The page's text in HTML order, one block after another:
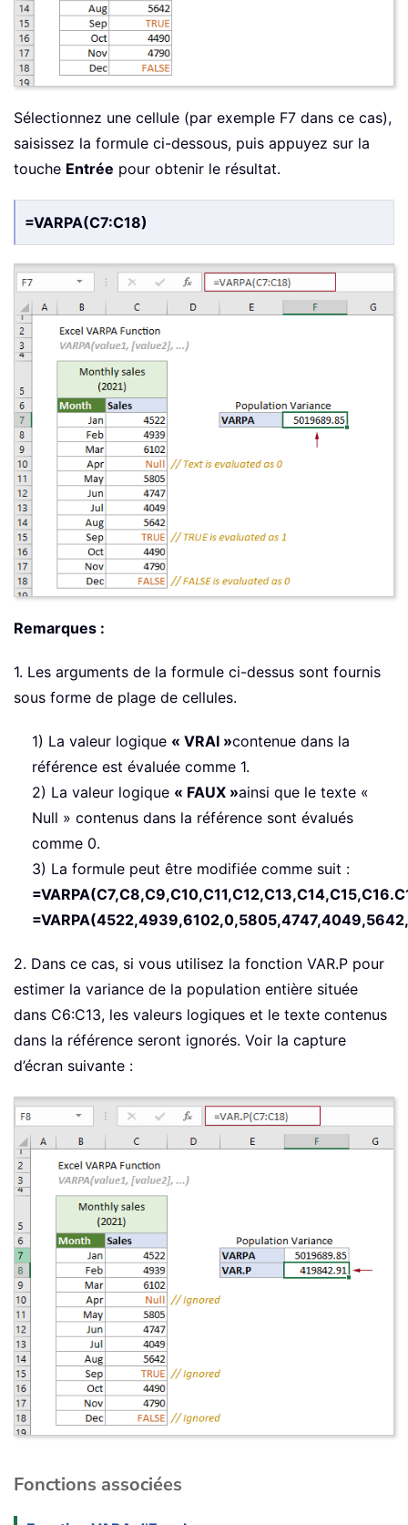
Sélectionnez une cellule (par exemple F7 dans ce cas),
saisissez la formule ci-dessous, puis appuyez sur la
touche Entrée pour obtenir le résultat.
=VARPA(C7:C18)
Remarques :
1. Les arguments de la formule ci-dessus sont fournis
sous forme de plage de cellules.
1) La valeur logique « VRAI »contenue dans la
référence est évaluée comme 1.
2) La valeur logique « FAUX »ainsi que le texte «
Null » contenus dans la référence sont évalués
comme 0.
3) La formule peut être modifiée comme suit :
2. Dans ce cas, si vous utilisez la fonction VAR.P pour
estimer la variance de la population entière située
dans C6:C13, les valeurs logiques et le texte contenus
dans la référence seront ignorés. Voir la capture
d’écran suivante :
Fonctions associées